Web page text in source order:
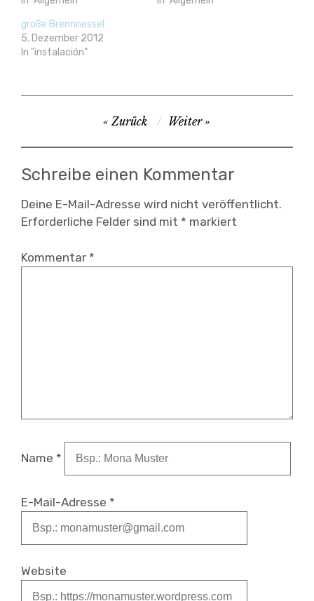
große Brennnessel
5. Dezember 2012
In "instalación"
experimental
instalación
,
interactivo
open
,
Beitragsnavigation
Zurück Weiter
Schreibe einen Kommentar
Deine E-Mail-Adresse wird nicht veröffentlicht.
Erforderliche Felder sind mit * markiert
Kommentar *
Name *
E-Mail-Adresse *
Website